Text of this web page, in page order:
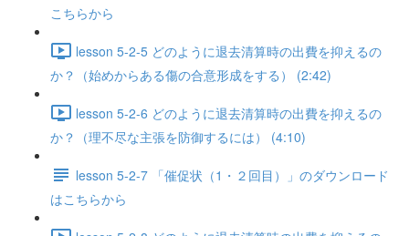
こちらから
lesson 5-2-5 どのように退去清算時の出費を抑えるの
か？（始めからある傷の合意形成をする） (2:42)
lesson 5-2-6 どのように退去清算時の出費を抑えるの
か？（理不尽な主張を防御するには） (4:10)
lesson 5-2-7 「催促状（1・２回目）」のダウンロード
はこちらから